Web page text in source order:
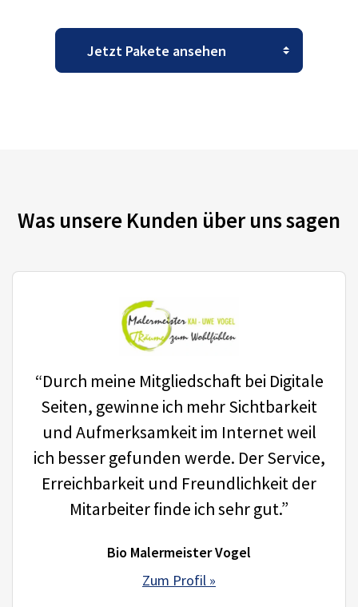
Was unsere Kunden über uns sagen
“Durch meine Mitgliedschaft bei Digitale
Seiten, gewinne ich mehr Sichtbarkeit
und Aufmerksamkeit im Internet weil
ich besser gefunden werde. Der Service,
Erreichbarkeit und Freundlichkeit der
Mitarbeiter finde ich sehr gut.”
Bio Malermeister Vogel
Zum Profil »